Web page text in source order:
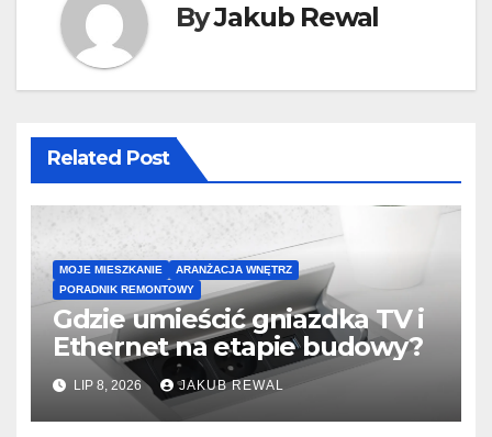
ByJakub Rewal
Related Post
MOJE MIESZKANIE
ARANŻACJA WNĘTRZ
PORADNIK REMONTOWY
Gdzie umieścić gniazdka TV i
Ethernet na etapie budowy?
LIP 8, 2026 JAKUB REWAL